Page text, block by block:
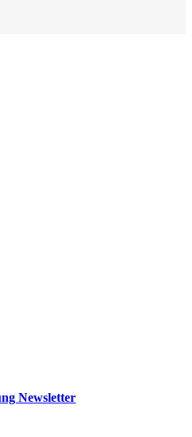
Newsletter